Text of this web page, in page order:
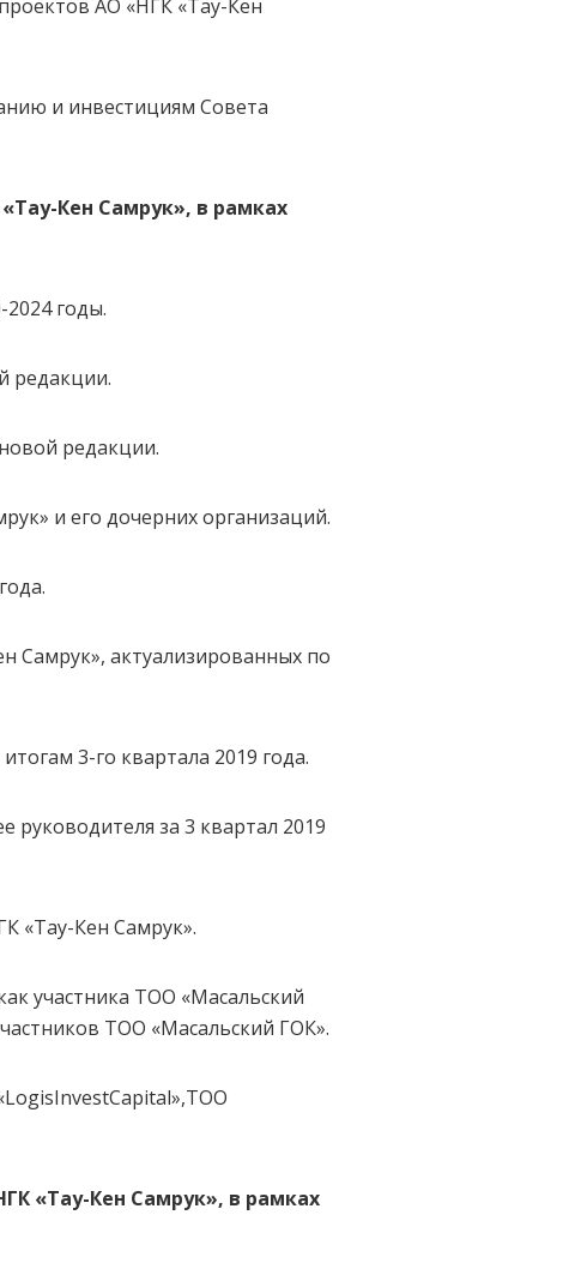
АО «НГК «Тау-Кен
и инвестициям Совета
Кен Самрук», в рамках
годы.
редакции.
редакции.
и его дочерних организаций.
Самрук», актуализированных по
3-го квартала 2019 года.
руководителя за 3 квартал 2019
«Тау-Кен Самрук».
участника ТОО «Масальский
ТОО «Масальский ГОК».
«Тау-Кен Самрук», в рамках